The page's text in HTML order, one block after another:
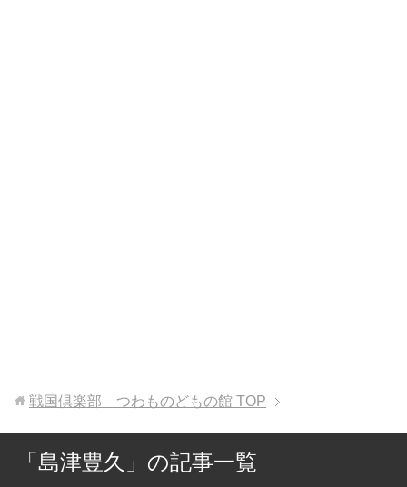
戦国倶楽部 つわものどもの館 TOP
「島津豊久」の記事一覧